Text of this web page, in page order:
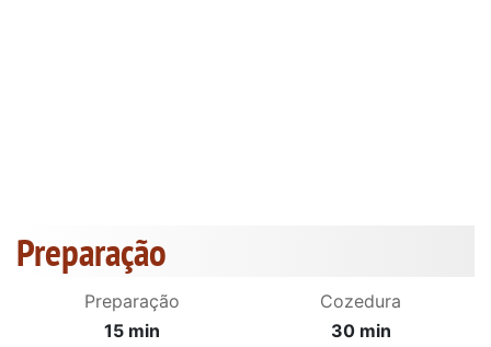
Preparação
Preparação
15 min
Cozedura
30 min